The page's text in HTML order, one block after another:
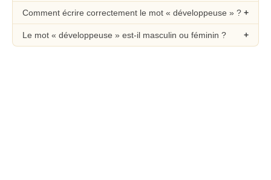
Comment écrire correctement le mot « développeuse » ?
Le mot « développeuse » est-il masculin ou féminin ?